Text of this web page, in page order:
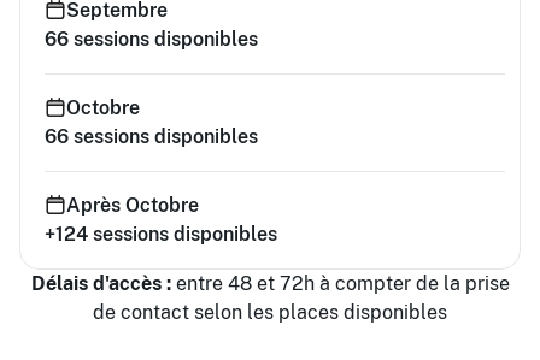
Septembre
66 sessions disponibles
Octobre
66 sessions disponibles
Après Octobre
+124 sessions disponibles
Délais d'accès :entre 48 et 72h à compter de la prise
de contact selon les places disponibles